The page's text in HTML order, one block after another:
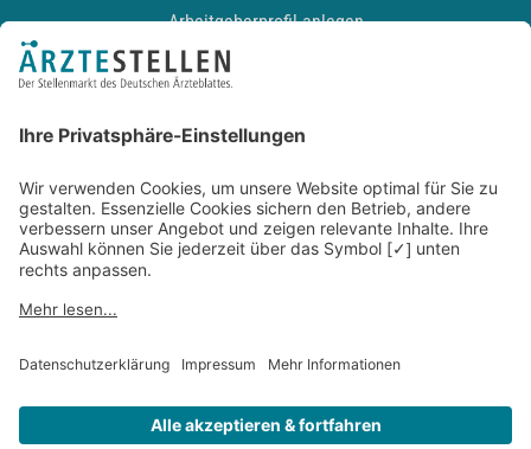
Arbeitgeberprofil anlegen
Recruiting-Podcast
Kontakt
Datenschutz
Newsletter